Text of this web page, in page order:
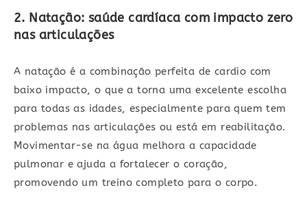
2. Natação: saúde cardíaca com impacto zero
nas articulações
A natação é a combinação perfeita de cardio com
baixo impacto, o que a torna uma excelente escolha
para todas as idades, especialmente para quem tem
problemas nas articulações ou está em reabilitação.
Movimentar-se na água melhora a capacidade
pulmonar e ajuda a fortalecer o coração,
promovendo um treino completo para o corpo.